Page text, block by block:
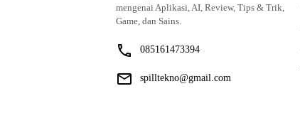
mengenai Aplikasi, AI, Review, Tips & Trik,
Game, dan Sains.
085161473394
spilltekno@gmail.com